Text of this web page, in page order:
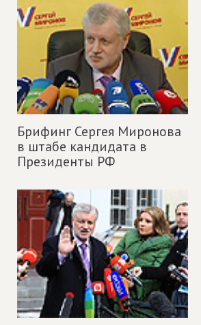
Брифинг Сергея Миронова
в штабе кандидата в
Президенты РФ